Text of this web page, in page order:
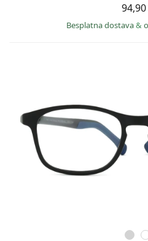
Besplatna dostava&